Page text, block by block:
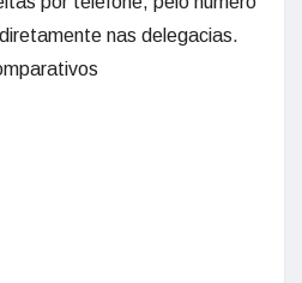
nas delegacias.